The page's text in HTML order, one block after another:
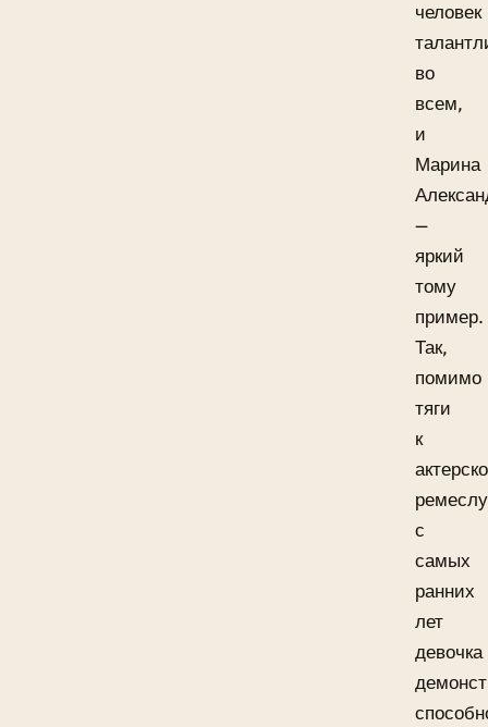
человек
во
всем,
и
Марина
—
яркий
тому
пример.
Так,
помимо
тяги
к
ремеслу
с
самых
ранних
лет
девочка